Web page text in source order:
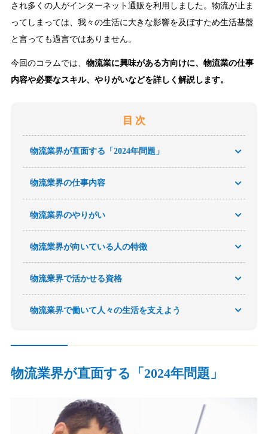
され多くの人がインターネット通販を利用しました。物流が止ま
ってしまっては、我々の生活に大きな影響を及ぼすため生活基盤
と言っても過言ではありません。
今回のコラムでは、 物流業に興味がある方向けに、物流業の仕事
内容や必要なスキル、やりがいなどを詳しく解説します。
目 次
物流業界が直面する「2024年問題」
物流業界の仕事内容
物流業界のやりがい
物流業界が向いている人の特徴
物流業界で活かせる資格
物流業界で働いて人々の生活を支えよう
物流業界が直面する「2024年問題」